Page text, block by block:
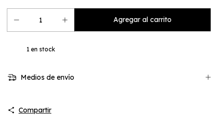
1 en stock
Medios de envío
Compartir